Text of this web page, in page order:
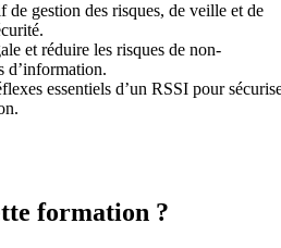
de gestion des risques, de veille et de
et réduire les risques de non-
d’information.
essentiels d’un RSSI pour
formation ?